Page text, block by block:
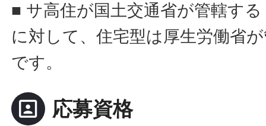
■ サ高住が国土交通省が管轄す
に対して、住宅型は厚生労働省
です。
portrait 応募資格